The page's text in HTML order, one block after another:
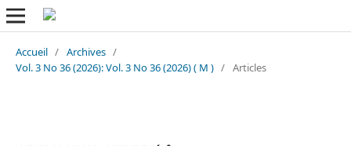
Accueil / Archives /
Vol. 3 No 36 (2026): Vol. 3 No 36 (2026) ( M ) / Articles